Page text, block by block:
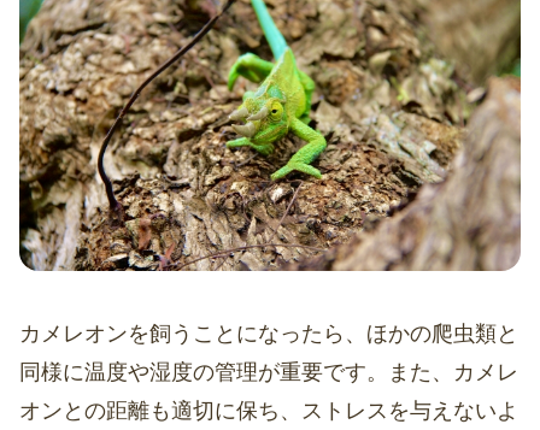
カメレオンを飼うことになったら、ほかの爬虫類と
同様に温度や湿度の管理が重要です。また、カメレ
オンとの距離も適切に保ち、ストレスを与えないよ